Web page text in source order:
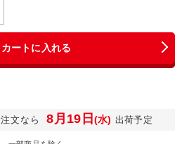
カートに入れる
文なら 8月19日 (水) 出荷予定